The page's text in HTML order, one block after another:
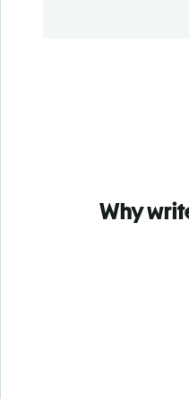
Why